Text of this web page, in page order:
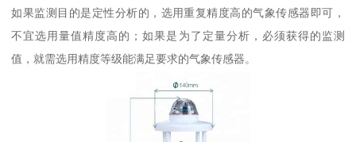
如果监测目的是定性分析的，选用重复精度高的气象传感器即可，
不宜选用量值精度高的；如果是为了定量分析，必须获得的监测
值，就需选用精度等级能满足要求的气象传感器。